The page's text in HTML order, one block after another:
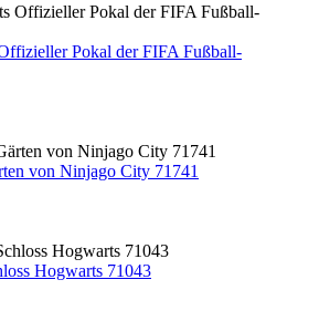
Pokal der FIFA Fußball-
von Ninjago City 71741
Hogwarts 71043